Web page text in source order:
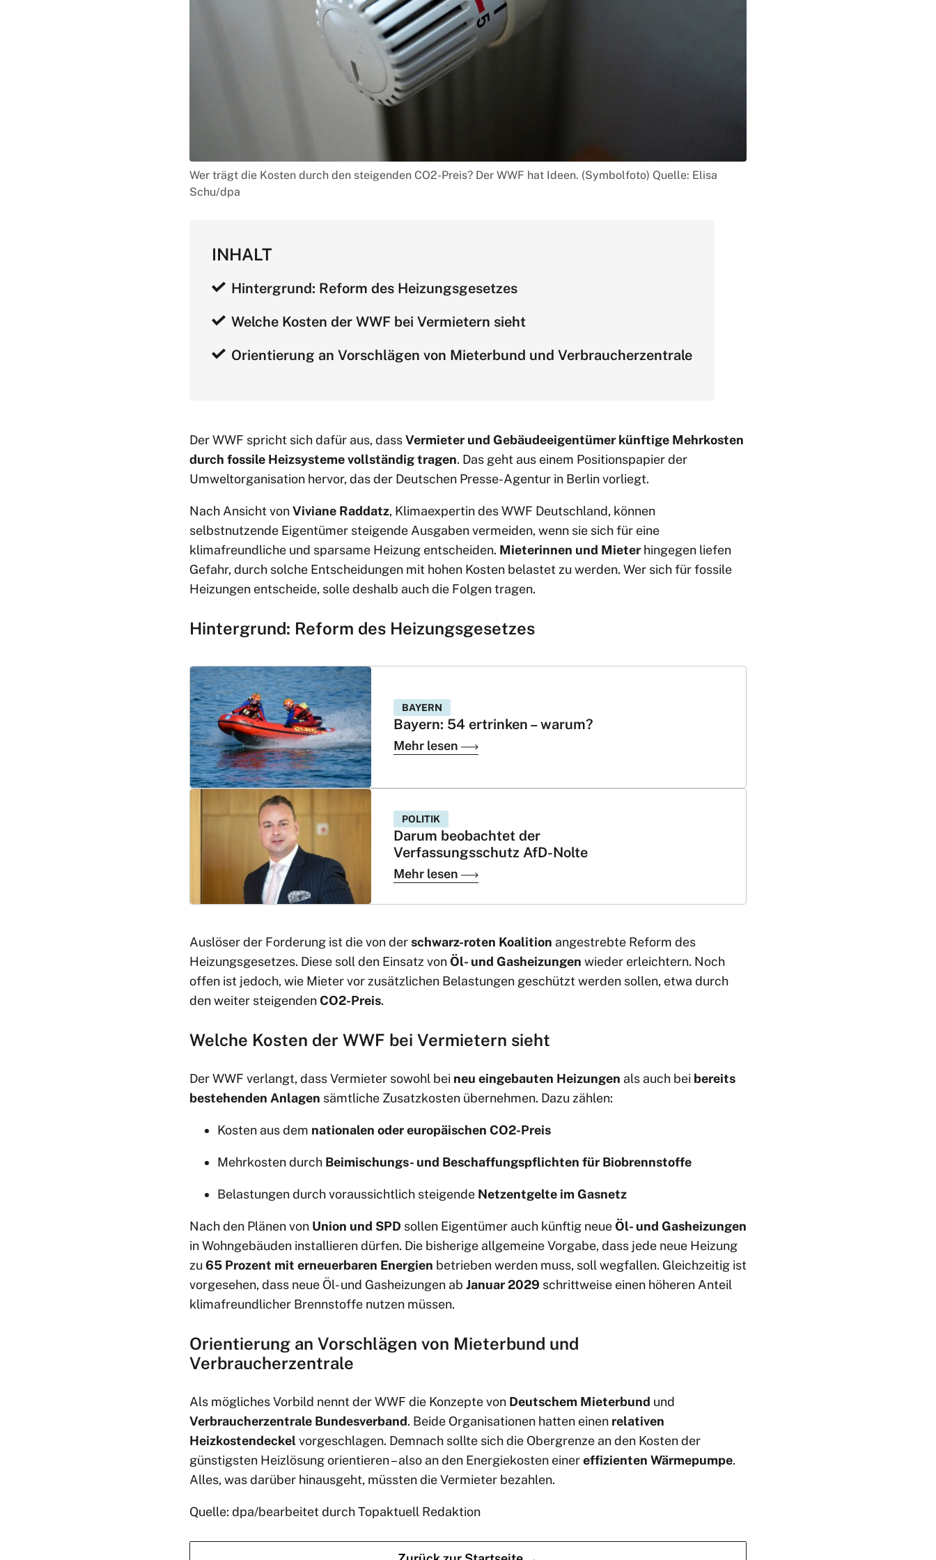
Wer trägt die Kosten durch den steigenden CO2-Preis? Der WWF hat Ideen. (Symbolfoto) Quelle: Elisa
Schu/dpa
INHALT
Hintergrund: Reform des Heizungsgesetzes
Welche Kosten der WWF bei Vermietern sieht
Orientierung an Vorschlägen von Mieterbund und Verbraucherzentrale
Der WWF spricht sich dafür aus, dassVermieter und Gebäudeeigentümer künftige Mehrkosten
durch fossile Heizsysteme vollständig tragen. Das geht aus einem Positionspapier der
Umweltorganisation hervor, das der Deutschen Presse-Agentur in Berlin vorliegt.
Nach Ansicht vonViviane Raddatz, Klimaexpertin des WWF Deutschland, können
selbstnutzende Eigentümer steigende Ausgaben vermeiden, wenn sie sich für eine
klimafreundliche und sparsame Heizung entscheiden. Mieterinnen und Mieter hingegen liefen
Gefahr, durch solche Entscheidungen mit hohen Kosten belastet zu werden. Wer sich für fossile
Heizungen entscheide, solle deshalb auch die Folgen tragen.
Hintergrund: Reform des Heizungsgesetzes
BAYERN
Bayern: 54 ertrinken – warum?
Mehr lesen
POLITIK
Darum beobachtet der
Verfassungsschutz AfD-Nolte
Mehr lesen
Auslöser der Forderung ist die von derschwarz-roten Koalition angestrebte Reform des
Heizungsgesetzes. Diese soll den Einsatz vonÖl- und Gasheizungen wieder erleichtern. Noch
offen ist jedoch, wie Mieter vor zusätzlichen Belastungen geschützt werden sollen, etwa durch
den weiter steigendenCO2-Preis.
Welche Kosten der WWF bei Vermietern sieht
Der WWF verlangt, dass Vermieter sowohl bei neu eingebauten Heizungen als auch bei bereits
bestehenden Anlagen sämtliche Zusatzkosten übernehmen. Dazu zählen:
Kosten aus dem nationalen oder europäischen CO2-Preis
Mehrkosten durch Beimischungs- und Beschaffungspflichten für Biobrennstoffe
Belastungen durch voraussichtlich steigende Netzentgelte im Gasnetz
Nach den Plänen von Union und SPD sollen Eigentümer auch künftig neueÖl- und Gasheizungen
in Wohngebäuden installieren dürfen. Die bisherige allgemeine Vorgabe, dass jede neue Heizung
zu 65 Prozent mit erneuerbaren Energien betrieben werden muss, soll wegfallen. Gleichzeitig ist
vorgesehen, dass neue Öl- und Gasheizungen ab Januar 2029 schrittweise einen höheren Anteil
klimafreundlicher Brennstoffe nutzen müssen.
Orientierung an Vorschlägen von Mieterbund und
Verbraucherzentrale
Als mögliches Vorbild nennt der WWF die Konzepte von Deutschem Mieterbund und
Verbraucherzentrale Bundesverband. Beide Organisationen hatten einen relativen
Heizkostendeckelvorgeschlagen. Demnach sollte sich die Obergrenze an den Kosten der
günstigsten Heizlösung orientieren – also an den Energiekosten einereffizienten Wärmepumpe.
Alles, was darüber hinausgeht, müssten die Vermieter bezahlen.
Quelle: dpa/bearbeitet durch Topaktuell Redaktion